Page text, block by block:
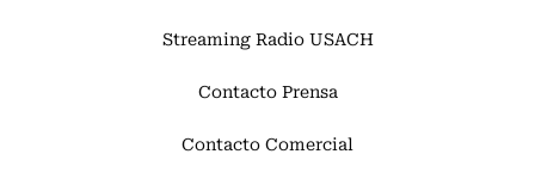
Streaming Radio USACH
Contacto Prensa
Contacto Comercial